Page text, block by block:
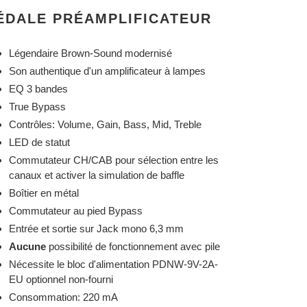
PRÉAMPLIFICATEUR
Légendaire Brown-Sound modernisé
Son authentique d'un amplificateur à lampes
EQ 3 bandes
True Bypass
Contrôles: Volume, Gain, Bass, Mid, Treble
LED de statut
Commutateur CH/CAB pour sélection entre les
canaux et activer la simulation de baffle
Boîtier en métal
Commutateur au pied Bypass
Entrée et sortie sur Jack mono 6,3 mm
Aucunepossibilité de fonctionnement avec pile
Nécessite le bloc d'alimentation PDNW-9V-2A-
EU optionnel non-fourni
Consommation: 220 mA